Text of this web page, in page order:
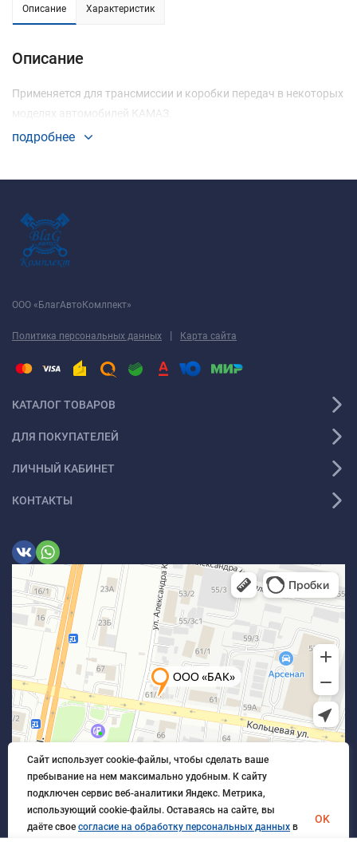
Описание Характеристик
Описание
Применяется для трансмиссии и коробки передач в некоторых
моделях автомобилей КАМАЗ.
подробнее
ООО «БлагАвтоКомлпект»
Политика персональных данных | Карта сайта
КАТАЛОГ ТОВАРОВ
ДЛЯ ПОКУПАТЕЛЕЙ
ЛИЧНЫЙ КАБИНЕТ
КОНТАКТЫ
Сайт использует cookie-файлы, чтобы сделать ваше
пребывание на нем максимально удобным. К cайту
подключен сервис веб-аналитики Яндекс. Метрика,
использующий cookie-файлы. Оставаясь на сайте, вы
даёте свое согласие на обработку персональных данных в
OK